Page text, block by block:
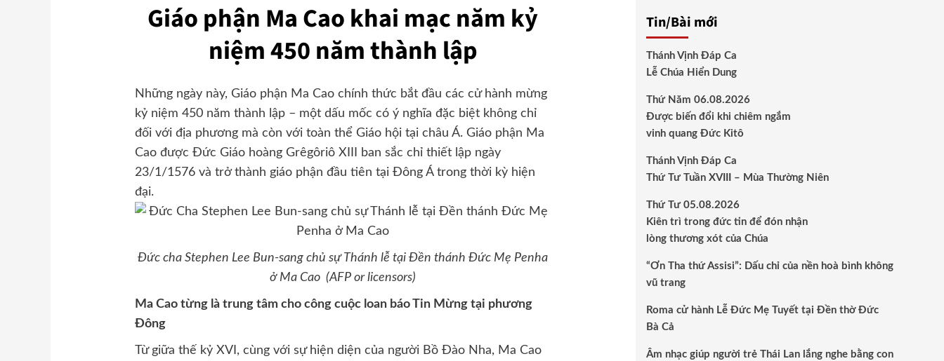
Giáo phận Ma Cao khai mạc năm kỷ
niệm 450 năm thành lập
Những ngày này, Giáo phận Ma Cao chính thức bắt đầu các cử hành mừng
kỷ niệm 450 năm thành lập – một dấu mốc có ý nghĩa đặc biệt không chỉ
đối với địa phương mà còn với toàn thể Giáo hội tại châu Á. Giáo phận Ma
Cao được Đức Giáo hoàng Grêgôriô XIII ban sắc chỉ thiết lập ngày
23/1/1576 và trở thành giáo phận đầu tiên tại Đông Á trong thời kỳ hiện
đại.
Đức cha Stephen Lee Bun-sang chủ sự Thánh lễ tại Đền thánh Đức Mẹ Penha
ở Ma Cao (AFP or licensors)
Ma Cao từng là trung tâm cho công cuộc loan báo Tin Mừng tại phương
Đông
Từ giữa thế kỷ XVI, cùng với sự hiện diện của người Bồ Đào Nha, Ma Cao
Tin/Bài mới
Thánh Vịnh Đáp Ca
Lễ Chúa Hiển Dung
Thứ Năm 06.08.2026
Được biến đổi khi chiêm ngắm
vinh quang Đức Kitô
Thánh Vịnh Đáp Ca
Thứ Tư Tuần XVIII – Mùa Thường Niên
Thứ Tư 05.08.2026
Kiên trì trong đức tin để đón nhận
lòng thương xót của Chúa
“Ơn Tha thứ Assisi”: Dấu chỉ của nền hoà bình không
vũ trang
Roma cử hành Lễ Đức Mẹ Tuyết tại Đền thờ Đức
Bà Cả
Âm nhạc giúp người trẻ Thái Lan lắng nghe bằng con